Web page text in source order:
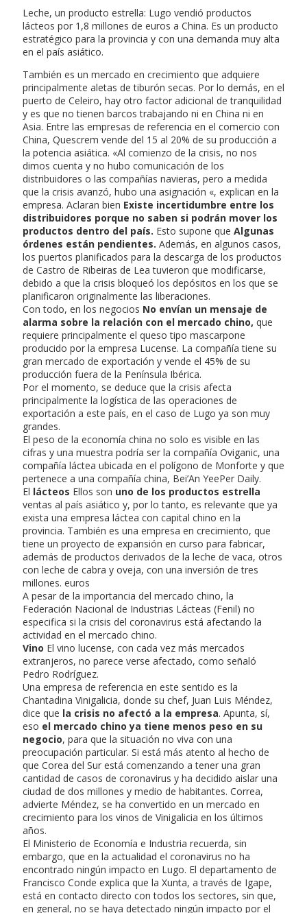
Leche, un producto estrella: Lugo vendió productos
lácteos por 1,8 millones de euros a China. Es un producto
estratégico para la provincia y con una demanda muy alta
en el país asiático.
También es un mercado en crecimiento que adquiere
principalmente aletas de tiburón secas. Por lo demás, en el
puerto de Celeiro, hay otro factor adicional de tranquilidad
y es que no tienen barcos trabajando ni en China ni en
Asia. Entre las empresas de referencia en el comercio con
China, Quescrem vende del 15 al 20% de su producción a
la potencia asiática. «Al comienzo de la crisis, no nos
dimos cuenta y no hubo comunicación de los
distribuidores o las compañías navieras, pero a medida
que la crisis avanzó, hubo una asignación «, explican en la
empresa. Aclaran bien Existe incertidumbre entre los
distribuidores porque no saben si podrán mover los
productos dentro del país. Esto supone que Algunas
órdenes están pendientes. Además, en algunos casos,
los puertos planificados para la descarga de los productos
de Castro de Ribeiras de Lea tuvieron que modificarse,
debido a que la crisis bloqueó los depósitos en los que se
planificaron originalmente las liberaciones.
Con todo, en los negocios No envían un mensaje de
alarma sobre la relación con el mercado chino, que
requiere principalmente el queso tipo mascarpone
producido por la empresa Lucense. La compañía tiene su
gran mercado de exportación y vende el 45% de su
producción fuera de la Península Ibérica.
Por el momento, se deduce que la crisis afecta
principalmente la logística de las operaciones de
exportación a este país, en el caso de Lugo ya son muy
grandes.
El peso de la economía china no solo es visible en las
cifras y una muestra podría ser la compañía Oviganic, una
compañía láctea ubicada en el polígono de Monforte y que
pertenece a una compañía china, Bei’An YeePer Daily.
El lácteos Ellos son uno de los productos estrella
ventas al país asiático y, por lo tanto, es relevante que ya
exista una empresa láctea con capital chino en la
provincia. También es una empresa en crecimiento, que
tiene un proyecto de expansión en curso para fabricar,
además de productos derivados de la leche de vaca, otros
con leche de cabra y oveja, con una inversión de tres
millones. euros
A pesar de la importancia del mercado chino, la
Federación Nacional de Industrias Lácteas (Fenil) no
especifica si la crisis del coronavirus está afectando la
actividad en el mercado chino.
Vino El vino lucense, con cada vez más mercados
extranjeros, no parece verse afectado, como señaló
Pedro Rodríguez.
Una empresa de referencia en este sentido es la
Chantadina Vinigalicia, donde su chef, Juan Luis Méndez,
dice que la crisis no afectó a la empresa. Apunta, sí,
eso el mercado chino ya tiene menos peso en su
negocio, para que la situación no viva con una
preocupación particular. Si está más atento al hecho de
que Corea del Sur está comenzando a tener una gran
cantidad de casos de coronavirus y ha decidido aislar una
ciudad de dos millones y medio de habitantes. Correa,
advierte Méndez, se ha convertido en un mercado en
crecimiento para los vinos de Vinigalicia en los últimos
años.
El Ministerio de Economía e Industria recuerda, sin
embargo, que en la actualidad el coronavirus no ha
encontrado ningún impacto en Lugo. El departamento de
Francisco Conde explica que la Xunta, a través de Igape,
está en contacto directo con todos los sectores, sin que,
en general, no se haya detectado ningún impacto por el